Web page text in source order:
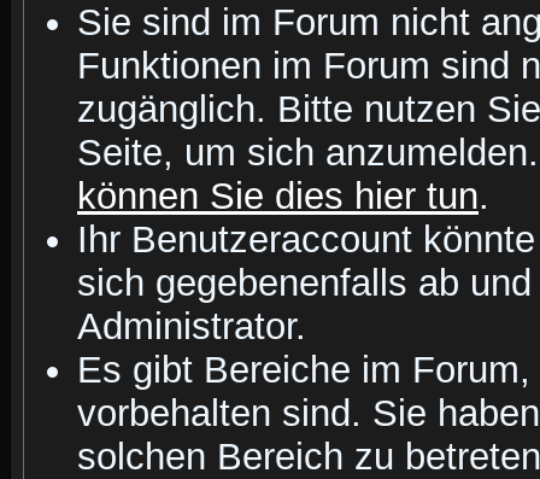
Sie sind im Forum nicht
Funktionen im Forum sind
zugänglich. Bitte nutzen
Seite, um sich
können Sie dies hier tun.
Ihr Benutzeraccount
sich gegebenenfalls ab
Administrator.
Es gibt Bereiche im
vorbehalten sind. Sie
solchen Bereich zu